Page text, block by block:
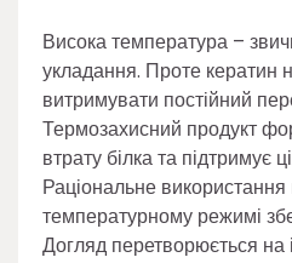
Висока температура –
укладання. Проте кератин
витримувати постійний
Термозахисний продукт
втрату білка та підтримує
Раціональне
температурному режимі
Догляд перетворюється на